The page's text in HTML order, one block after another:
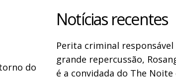
do
Notícias recentes
Perita criminal responsável
grande repercussão,
é a convidada do The